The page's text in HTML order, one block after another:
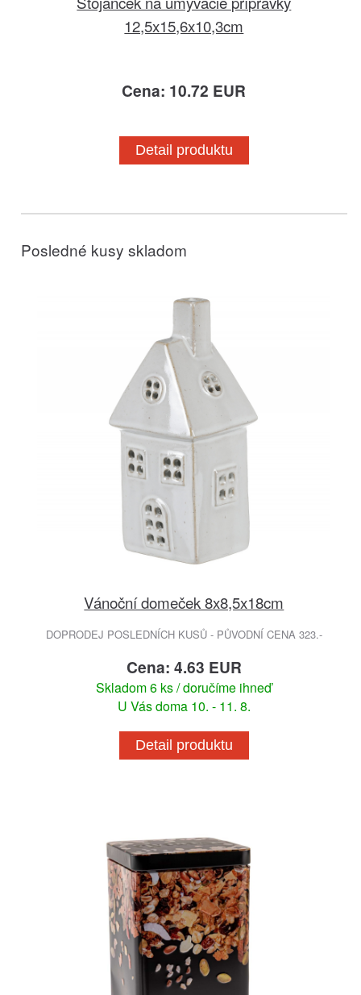
12,5x15,6x10,3cm
Cena: 10.72 EUR
Detail produktu
Posledné kusy skladom
Vánoční domeček 8x8,5x18cm
DOPRODEJ POSLEDNÍCH KUSŮ - PŮVODNÍ CENA 323.-
Cena: 4.63 EUR
Skladom 6 ks / doručíme ihneď
U Vás doma 10. - 11. 8.
Detail produktu